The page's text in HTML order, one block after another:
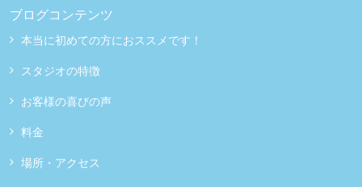
ブログコンテンツ
本当に初めての方におススメです！
スタジオの特徴
お客様の喜びの声
料金
場所・アクセス